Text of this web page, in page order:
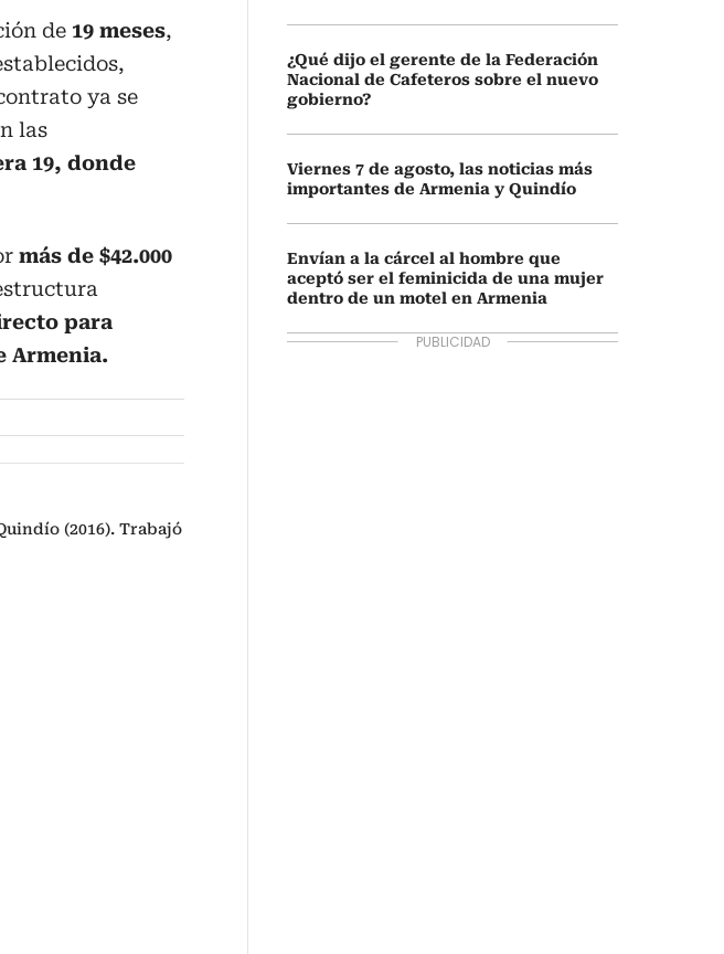
de 19 meses,
ya se
las
19, donde
más de $42.000
para
Armenia.
(2016). Trabajó
¿Qué dijo el gerente de la Federación
Nacional de Cafeteros sobre el nuevo
gobierno?
Viernes 7 de agosto, las noticias más
importantes de Armenia y Quindío
Envían a la cárcel al hombre que
aceptó ser el feminicida de una mujer
dentro de un motel en Armenia